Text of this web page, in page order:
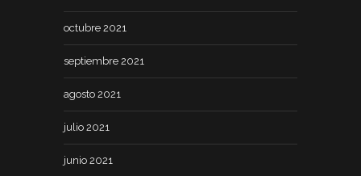
octubre 2021
septiembre 2021
agosto 2021
julio 2021
junio 2021